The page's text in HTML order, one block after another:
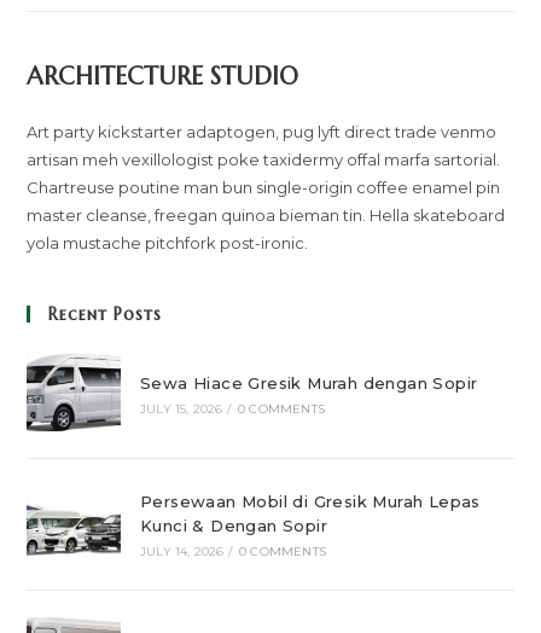
ARCHITECTURE STUDIO
Art party kickstarter adaptogen, pug lyft direct trade venmo
artisan meh vexillologist poke taxidermy offal marfa sartorial.
Chartreuse poutine man bun single-origin coffee enamel pin
master cleanse, freegan quinoa bieman tin. Hella skateboard
yola mustache pitchfork post-ironic.
Recent Posts
Sewa Hiace Gresik Murah dengan Sopir
JULY 15, 2026 / 0 COMMENTS
Persewaan Mobil di Gresik Murah Lepas
Kunci & Dengan Sopir
JULY 14, 2026 / 0 COMMENTS